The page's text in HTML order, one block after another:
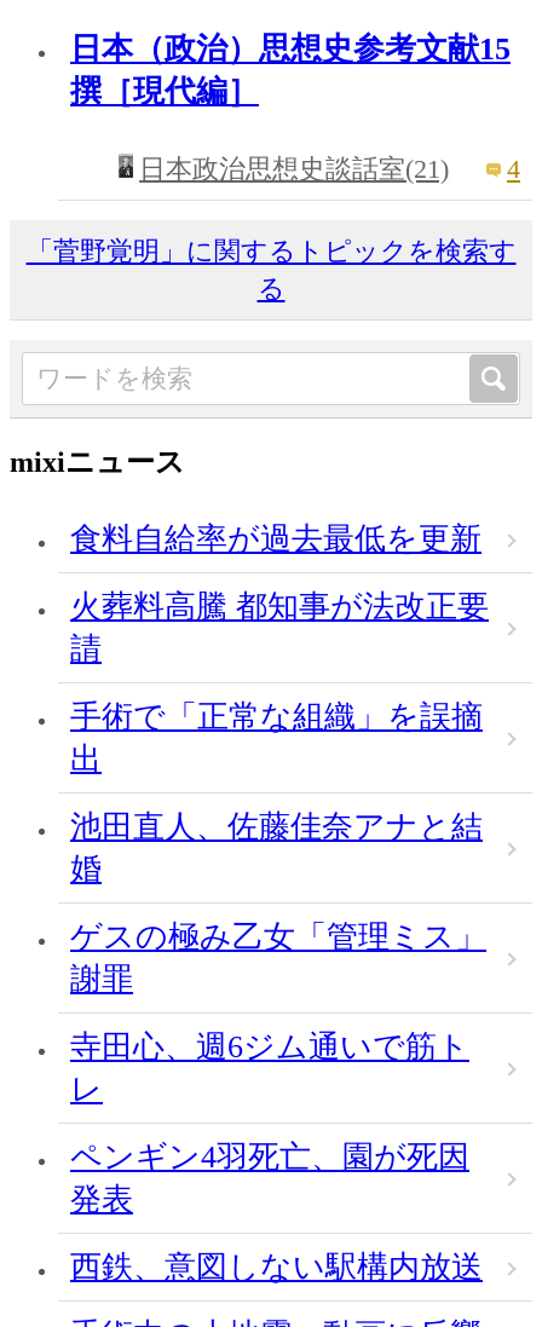
日本（政治）思想史参考文献15
撰［現代編］
日本政治思想史談話室(21) 4
「菅野覚明」に関するトピックを検索す
る
mixiニュース
食料自給率が過去最低を更新
火葬料高騰 都知事が法改正要
請
手術で「正常な組織」を誤摘
出
池田直人、佐藤佳奈アナと結
婚
ゲスの極み乙女「管理ミス」
謝罪
寺田心、週6ジム通いで筋ト
レ
ペンギン4羽死亡、園が死因
発表
西鉄、意図しない駅構内放送